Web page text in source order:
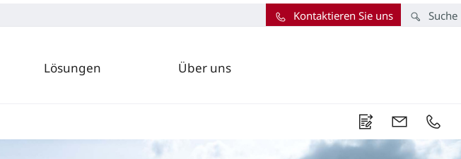
Lösungen Über uns
Suche
Kontaktieren Sie uns